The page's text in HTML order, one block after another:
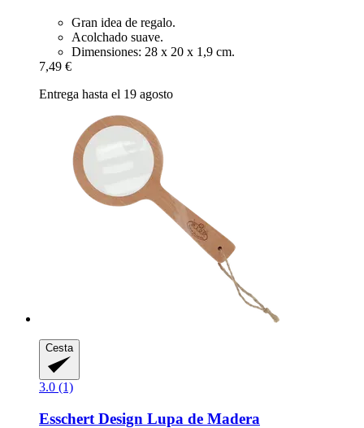
Gran idea de regalo.
Acolchado suave.
Dimensiones: 28 x 20 x 1,9 cm.
7,49 €
Entrega hasta el 19 agosto
Cesta
3.0 (1)
Esschert Design Lupa de Madera